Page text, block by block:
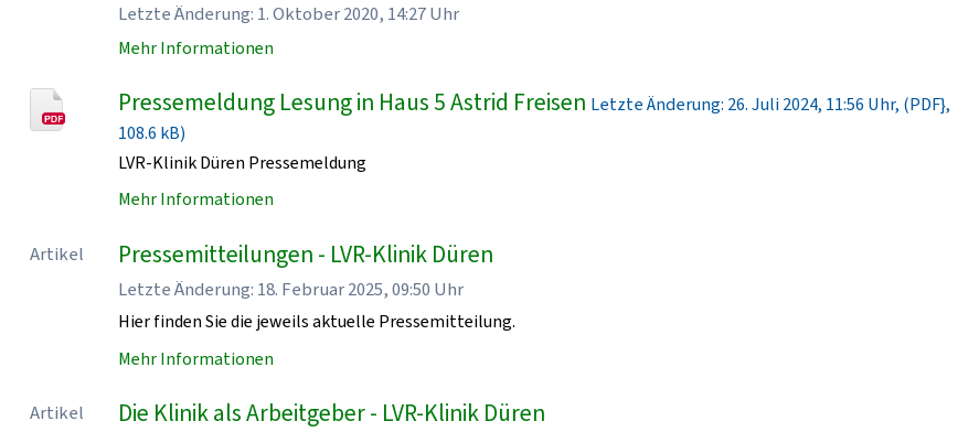
Letzte Änderung: 1. Oktober 2020, 14:27 Uhr
Mehr Informationen
Pressemeldung Lesung in Haus 5 Astrid Freisen Letzte Änderung: 26. Juli 2024, 11:56 Uhr, (PDF},
108.6 kB)
LVR-Klinik Düren Pressemeldung
Mehr Informationen
Artikel Pressemitteilungen - LVR-Klinik Düren
Letzte Änderung: 18. Februar 2025, 09:50 Uhr
Hier finden Sie die jeweils aktuelle Pressemitteilung.
Mehr Informationen
Artikel Die Klinik als Arbeitgeber - LVR-Klinik Düren